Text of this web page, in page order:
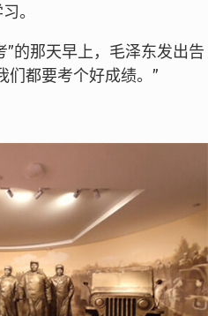
。
的那天早上，毛泽东发出告
们都要考个好成绩。”